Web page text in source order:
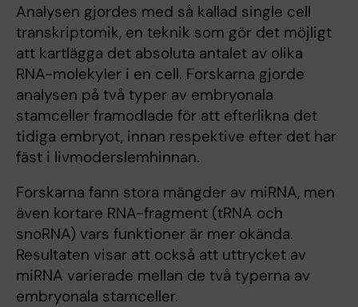
Analysen gjordes med så kallad single cell
transkriptomik, en teknik som gör det möjligt
att kartlägga det absoluta antalet av olika
RNA-molekyler i en cell. Forskarna gjorde
analysen på två typer av embryonala
stamceller framodlade för att efterlikna det
tidiga embryot, innan respektive efter det har
fäst i livmoderslemhinnan.
Forskarna fann stora mängder av miRNA, men
även kortare RNA-fragment (tRNA och
snoRNA) vars funktioner är mer okända.
Resultaten visar att också att uttrycket av
miRNA varierade mellan de två typerna av
embryonala stamceller.